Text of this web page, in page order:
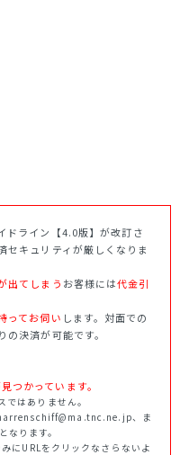
ドライン【4.0版】が改訂さ
セキュリティが厳しくなりま
出てしまう お客様には代金引
ってお伺い します。対面での
決済が可能です。
かっています。
はありません。
、ま
ります。
にURLをクリックなさらないよ